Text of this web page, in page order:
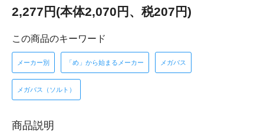
2,277円(本体2,070円、税207円)
この商品のキーワード
メーカー別 「め」から始まるメーカー メガバス
メガバス（ソルト）
商品説明